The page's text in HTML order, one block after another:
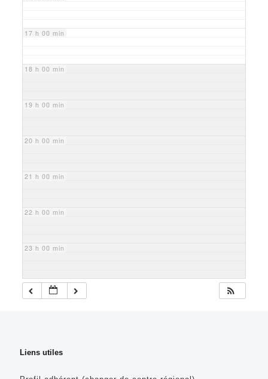
17 h 00 min
18 h 00 min
19 h 00 min
20 h 00 min
21 h 00 min
22 h 00 min
23 h 00 min
Liens utiles